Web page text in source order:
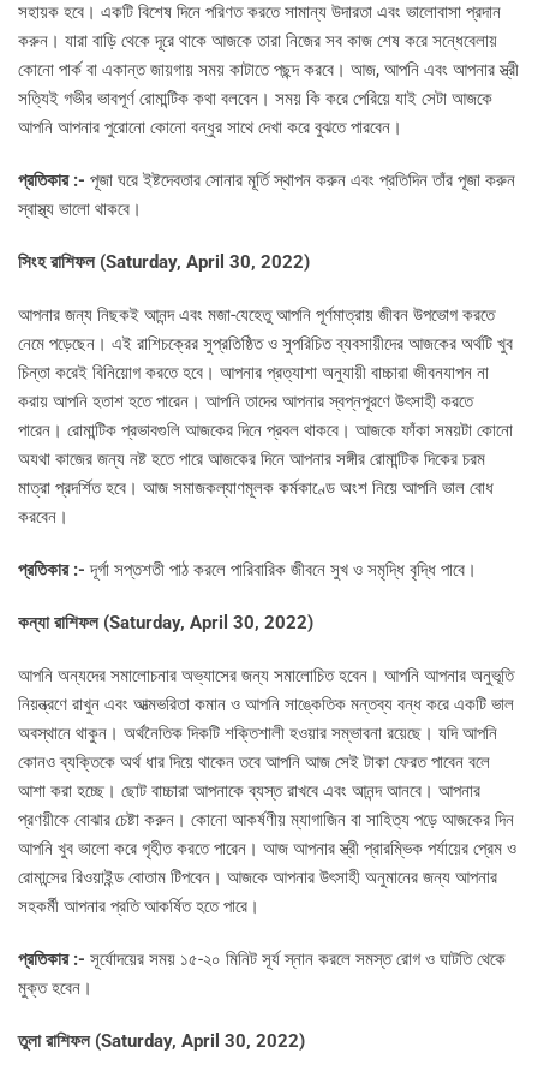
সহায়ক হবে। একটি বিশেষ দিনে পরিণত করতে সামান্য উদারতা এবং ভালোবাসা প্রদান
করুন। যারা বাড়ি থেকে দূরে থাকে আজকে তারা নিজের সব কাজ শেষ করে সন্ধেবেলায়
কোনো পার্ক বা একান্ত জায়গায় সময় কাটাতে পছন্দ করবে। আজ, আপনি এবং আপনার স্ত্রী
সত্যিই গভীর ভাবপূর্ণ রোমান্টিক কথা বলবেন। সময় কি করে পেরিয়ে যাই সেটা আজকে
আপনি আপনার পুরোনো কোনো বন্ধুর সাথে দেখা করে বুঝতে পারবেন।
প্রতিকার :- পূজা ঘরে ইষ্টদেবতার সোনার মূর্তি স্থাপন করুন এবং প্রতিদিন তাঁর পূজা করুন
স্বাস্থ্য ভালো থাকবে।
সিংহ রাশিফল (Saturday, April 30, 2022)
আপনার জন্য নিছকই আনন্দ এবং মজা-যেহেতু আপনি পূর্ণমাত্রায় জীবন উপভোগ করতে
নেমে পড়েছেন। এই রাশিচক্রের সুপ্রতিষ্ঠিত ও সুপরিচিত ব্যবসায়ীদের আজকের অর্থটি খুব
চিন্তা করেই বিনিয়োগ করতে হবে। আপনার প্রত্যাশা অনুযায়ী বাচ্চারা জীবনযাপন না
করায় আপনি হতাশ হতে পারেন। আপনি তাদের আপনার স্বপ্নপূরণে উৎসাহী করতে
পারেন। রোমান্টিক প্রভাবগুলি আজকের দিনে প্রবল থাকবে। আজকে ফাঁকা সময়টা কোনো
অযথা কাজের জন্য নষ্ট হতে পারে আজকের দিনে আপনার সঙ্গীর রোমান্টিক দিকের চরম
মাত্রা প্রদর্শিত হবে। আজ সমাজকল্যাণমূলক কর্মকাণ্ডে অংশ নিয়ে আপনি ভাল বোধ
করবেন।
প্রতিকার :- দূর্গা সপ্তশতী পাঠ করলে পারিবারিক জীবনে সুখ ও সমৃদ্ধি বৃদ্ধি পাবে।
কন্যা রাশিফল (Saturday, April 30, 2022)
আপনি অন্যদের সমালোচনার অভ্যাসের জন্য সমালোচিত হবেন। আপনি আপনার অনুভূতি
নিয়ন্ত্রণে রাখুন এবং আত্মভরিতা কমান ও আপনি সাঙ্কেতিক মন্তব্য বন্ধ করে একটি ভাল
অবস্থানে থাকুন। অর্থনৈতিক দিকটি শক্তিশালী হওয়ার সম্ভাবনা রয়েছে। যদি আপনি
কোনও ব্যক্তিকে অর্থ ধার দিয়ে থাকেন তবে আপনি আজ সেই টাকা ফেরত পাবেন বলে
আশা করা হচ্ছে। ছোট বাচ্চারা আপনাকে ব্যস্ত রাখবে এবং আনন্দ আনবে। আপনার
প্রণয়ীকে বোঝার চেষ্টা করুন। কোনো আকর্ষণীয় ম্যাগাজিন বা সাহিত্য পড়ে আজকের দিন
আপনি খুব ভালো করে গৃহীত করতে পারেন। আজ আপনার স্ত্রী প্রারম্ভিক পর্যায়ের প্রেম ও
রোমান্সের রিওয়াইন্ড বোতাম টিপবেন। আজকে আপনার উৎসাহী অনুমানের জন্য আপনার
সহকর্মী আপনার প্রতি আকর্ষিত হতে পারে।
প্রতিকার :- সূর্যোদয়ের সময় ১৫-২০ মিনিট সূর্য স্নান করলে সমস্ত রোগ ও ঘাটতি থেকে
মুক্ত হবেন।
তুলা রাশিফল (Saturday, April 30, 2022)